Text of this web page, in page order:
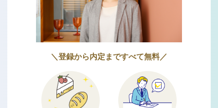
＼登録から内定まですべて無料／